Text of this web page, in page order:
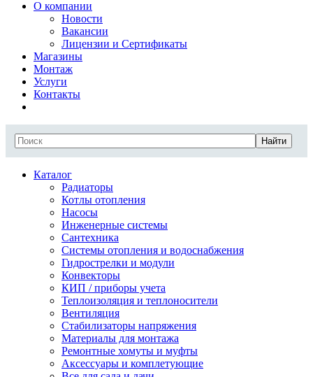
О компании
Новости
Вакансии
Лицензии и Сертификаты
Магазины
Монтаж
Услуги
Контакты
Найти
Каталог
Радиаторы
Котлы отопления
Насосы
Инженерные системы
Сантехника
Системы отопления и водоснабжения
Гидрострелки и модули
Конвекторы
КИП / приборы учета
Теплоизоляция и теплоносители
Вентиляция
Стабилизаторы напряжения
Материалы для монтажа
Ремонтные хомуты и муфты
Аксессуары и комплетующие